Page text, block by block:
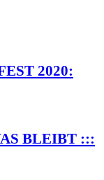
2020:
BLEIBT :::